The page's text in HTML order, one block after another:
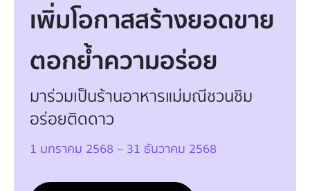
เพิ่มโอกาสสร้างยอดขาย
ตอกย้ำความอร่อย
มาร่วมเป็นร้านอาหารแม่มณีชวนชิม
อร่อยติดดาว
1 มกราคม 2568 – 31 ธันวาคม 2568